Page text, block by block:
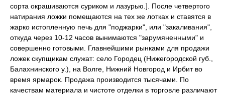
сорта окрашиваются суриком и лазурью.]. После четвертого
натирания ложки помещаются на тех же лотках и ставятся в
жарко истопленную печь для "поджарки", или "закаливания",
откуда через 10-12 часов вынимаются "зарумяненными" и
совершенно готовыми. Главнейшими рынками для продажи
ложек скупщикам служат: село Городец (Нижегородской губ.,
Балахнинского у.), на Волге, Нижний Новгород и Ирбит во
время ярмарок. Продажа производится тысячами. По
качествам материала и чистоте отделки в торговле различают